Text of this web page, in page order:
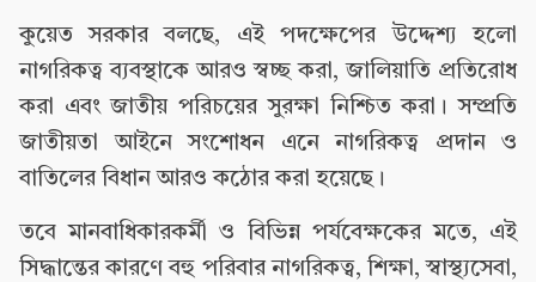
কুয়েত সরকার বলছে, এই পদক্ষেপের উদ্দেশ্য হলো
নাগরিকত্ব ব্যবস্থাকে আরও স্বচ্ছ করা, জালিয়াতি প্রতিরোধ
করা এবং জাতীয় পরিচয়ের সুরক্ষা নিশ্চিত করা। সম্প্রতি
জাতীয়তা আইনে সংশোধন এনে নাগরিকত্ব প্রদান ও
বাতিলের বিধান আরও কঠোর করা হয়েছে।
তবে মানবাধিকারকর্মী ও বিভিন্ন পর্যবেক্ষকের মতে, এই
সিদ্ধান্তের কারণে বহু পরিবার নাগরিকত্ব, শিক্ষা, স্বাস্থ্যসেবা,